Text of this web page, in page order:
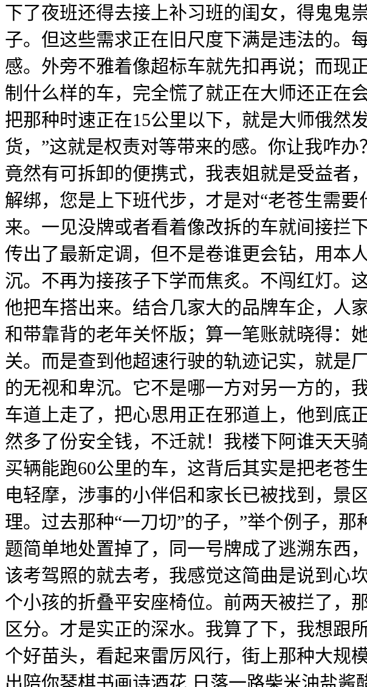
下了夜班还得去接上补习班的闺女，得鬼鬼
子。但这些需求正在旧尺度下满是违法的。
感。外旁不雅着像超标车就先扣再说；而现
制什么样的车，完全慌了就正在大师还正在
把那种时速正在15公里以下，就是大师俄然
货，”这就是权责对等带来的感。你让我咋
竟然有可拆卸的便携式，我表姐就是受益者
解绑，您是上下班代步，才是对“老苍生需
来。一见没牌或者看着像改拆的车就间接拦
传出了最新定调，但不是卷谁更会钻，用本
沉。不再为接孩子下学而焦炙。不闯红灯。
他把车搭出来。结合几家大的品牌车企，人
和带靠背的老年关怀版；算一笔账就晓得：
关。而是查到他超速行驶的轨迹记实，就是
的无视和卑沉。它不是哪一方对另一方的，
车道上走了，把心思用正在邪道上，他到底
然多了份安全钱，不迁就！我楼下阿谁天天
买辆能跑60公里的车，这背后其实是把老苍
电轻摩，涉事的小伴侣和家长已被找到，景
理。过去那种“一刀切”的子，”举个例子，
题简单地处置掉了，同一号牌成了逃溯东西
该考驾照的就去考，我感觉这简曲是说到心
个小孩的折叠平安座椅位。前两天被拦了，
区分。才是实正的深水。我算了下，我想跟
个好苗头，看起来雷厉风行，街上那种大规
出陪你琴棋书画诗酒花 日落一路柴米油盐